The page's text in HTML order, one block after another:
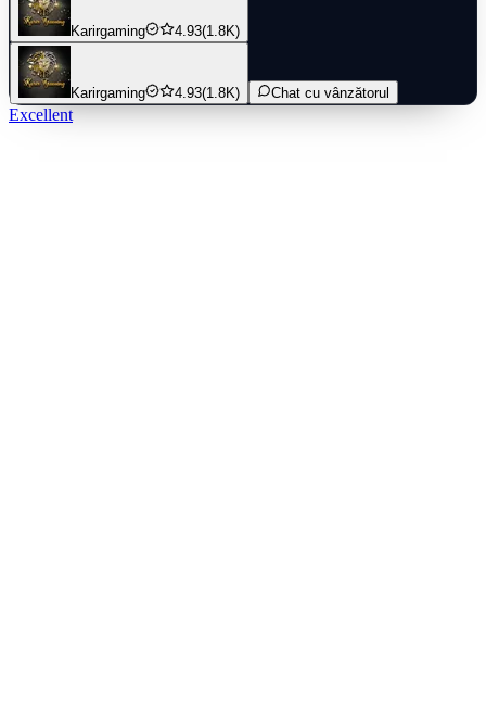
● You may stay logged in throughout the transaction, once the top-
up is completed, you will receive the diamonds in your ML account.
Delivery completed within 1-5 minutes
Karirgaming 4.93(1.8K)
Karirgaming 4.93(1.8K) Chat cu vânzătorul
Excellent